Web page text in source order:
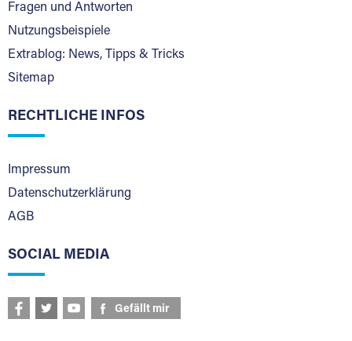
Fragen und Antworten
Nutzungsbeispiele
Extrablog: News, Tipps & Tricks
Sitemap
RECHTLICHE INFOS
Impressum
Datenschutzerklärung
AGB
SOCIAL MEDIA
Gefällt mir